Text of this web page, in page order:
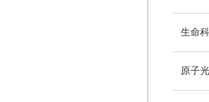
生命
原子